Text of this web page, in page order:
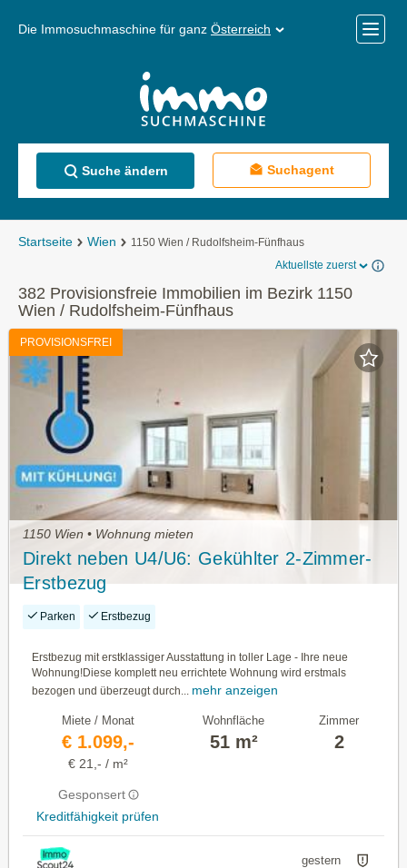
Die Immosuchmaschine für ganz Österreich
Menü
Suche ändern Suchagent
Startseite Wien
1150 Wien / Rudolfsheim-Fünfhaus
Aktuellste zuerst
382 Provisionsfreie Immobilien im Bezirk 1150
Wien / Rudolfsheim-Fünfhaus
PROVISIONSFREI
1150 Wien • Wohnung mieten
Direkt neben U4/U6: Gekühlter 2-Zimmer-
Erstbezug
Parken Erstbezug
Erstbezug mit erstklassiger Ausstattung in toller Lage - Ihre neue
Wohnung!Diese komplett neu errichtete Wohnung wird erstmals
bezogen und überzeugt durch...
mehr anzeigen
Miete / Monat
€ 1.099,-
€ 21,- / m²
Gesponsert
Kreditfähigkeit prüfen
Wohnfläche
51 m²
Zimmer
2
gestern